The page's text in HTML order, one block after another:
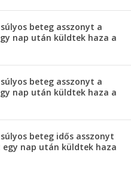
beteg asszonyt a
nap után küldtek haza a
beteg asszonyt a
nap után küldtek haza a
beteg idős asszonyt
nap után küldtek haza